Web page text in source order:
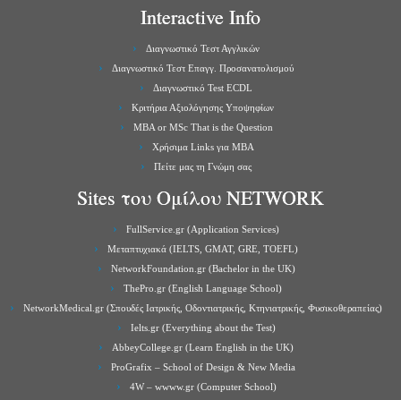
Interactive Info
Διαγνωστικό Τεστ Αγγλικών
Διαγνωστικό Τεστ Επαγγ. Προσανατολισμού
Διαγνωστικό Test ECDL
Κριτήρια Αξιολόγησης Υποψηφίων
MBA or MSc That is the Question
Χρήσιμα Links για ΜBA
Πείτε μας τη Γνώμη σας
Sites του Ομίλου NETWORK
FullService.gr (Application Services)
Μεταπτυχιακά (IELTS, GMAT, GRE, TOEFL)
NetworkFoundation.gr (Bachelor in the UK)
ThePro.gr (English Language School)
NetworkMedical.gr (Σπουδές Ιατρικής, Οδοντιατρικής, Κτηνιατρικής, Φυσικοθεραπείας)
Ielts.gr (Everything about the Test)
AbbeyCollege.gr (Learn English in the UK)
ProGrafix – School of Design & New Media
4W – wwww.gr (Computer School)